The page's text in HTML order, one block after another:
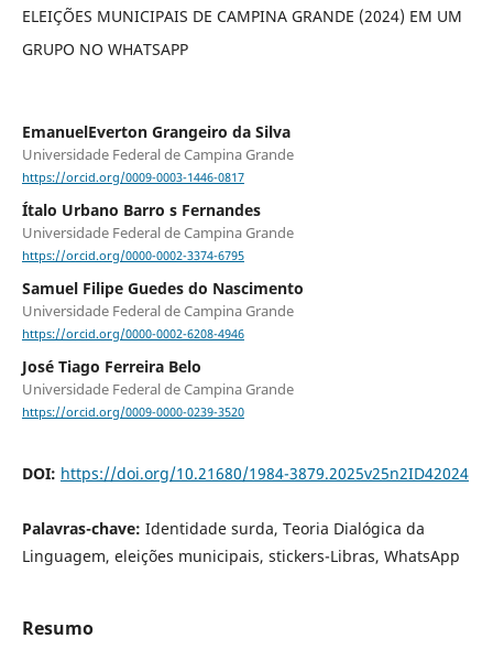
ELEIÇÕES MUNICIPAIS DE CAMPINA GRANDE (2024) EM UM
GRUPO NO WHATSAPP
EmanuelEverton Grangeiro da Silva
Universidade Federal de Campina Grande
https://orcid.org/0009-0003-1446-0817
Ítalo Urbano Barro s Fernandes
Universidade Federal de Campina Grande
https://orcid.org/0000-0002-3374-6795
Samuel Filipe Guedes do Nascimento
Universidade Federal de Campina Grande
https://orcid.org/0000-0002-6208-4946
José Tiago Ferreira Belo
Universidade Federal de Campina Grande
https://orcid.org/0009-0000-0239-3520
DOI: https://doi.org/10.21680/1984-3879.2025v25n2ID42024
Palavras-chave: Identidade surda, Teoria Dialógica da
Linguagem, eleições municipais, stickers-Libras, WhatsApp
Resumo